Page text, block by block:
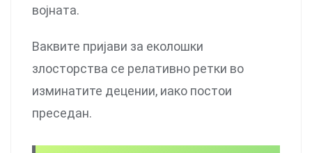
војната.
Ваквите пријави за еколошки
злосторства се релативно ретки во
изминатите децении, иако постои
преседан.